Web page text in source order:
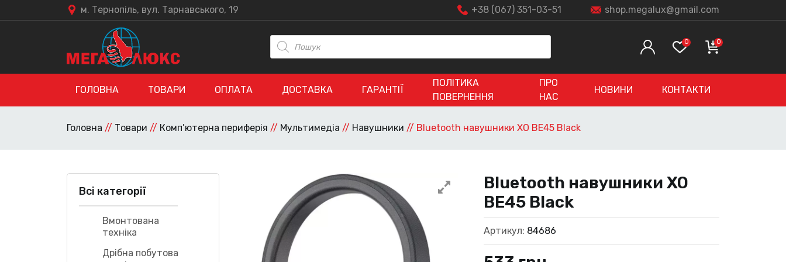
м. Тернопіль, вул. Тарнавського, 19 +38 (067) 351-03-51 shop.megalux@gmail.com
Пошук
товарів
0 0
ГОЛОВНА ТОВАРИ ОПЛАТА ДОСТАВКА ГАРАНТІЇ
ПОЛІТИКА
ПОВЕРНЕННЯ
ПРО
НАС
НОВИНИ КОНТАКТИ
Головна // Товари // Комп’ютерна периферія // Мультимедіа // Навушники // Bluetooth навушники XO BE45 Black
Всі категорії
Вмонтована
техніка
Дрібна побутова
Bluetooth навушники XO
BE45 Black
Артикул: 84686